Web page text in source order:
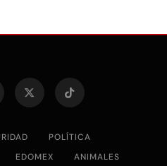
POLÍTICA
EDOMEX ANIMALES